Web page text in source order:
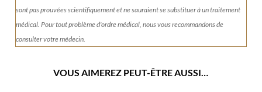
sont pas prouvées scientifiquement et ne sauraient se substituer à un traitement
médical. Pour tout problème d'ordre médical, nous vous recommandons de
consulter votre médecin.
VOUS AIMEREZ PEUT-ÊTRE AUSSI…